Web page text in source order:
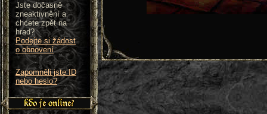
Jste dočasně
zneaktivnění a
chcete zpět na
hrad?
Podejte si žádost
o obnovení
Zapomněli jste ID
nebo heslo?